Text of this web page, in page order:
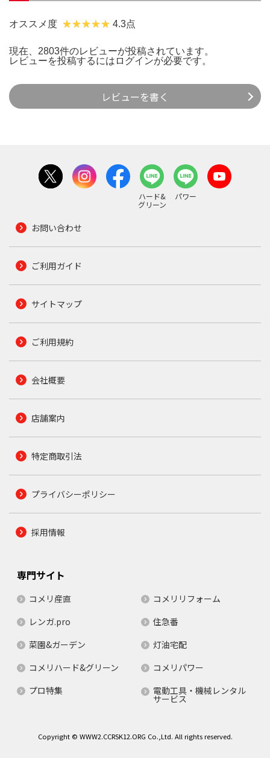
オススメ度 4.3点
現在、2803件のレビューが投稿されています。
レビューを投稿するには ログインが必要です。
レビューを書く
ハード&
グリーン
パワー
お問い合わせ
ご利用ガイド
サイトマップ
ご利用規約
会社概要
店舗案内
特定商取引法
プライバシーポリシー
採用情報
専門サイト
コメリ産直
コメリリフォーム
レンガ.pro
住急番
菜園&ガーデン
灯油宅配
コメリハード&グリーン
コメリパワー
プロ特集
電動工具・機械レンタル
サービス
Copyright © WWW2.CCRSK12.ORG Co.,Ltd. All rights reserved.